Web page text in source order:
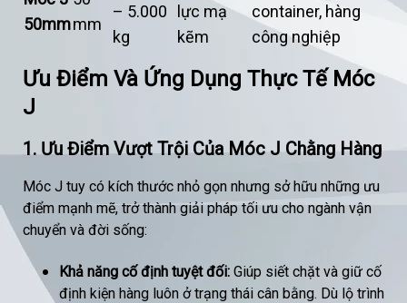
50mmmm
– 5.000
kg
lực mạ
kẽm
container, hàng
công nghiệp
Ưu Điểm Và Ứng Dụng Thực Tế Móc
J
1. Ưu Điểm Vượt Trội Của Móc J Chằng Hàng
Móc J tuy có kích thước nhỏ gọn nhưng sở hữu những ưu
điểm mạnh mẽ, trở thành giải pháp tối ưu cho ngành vận
chuyển và đời sống:
Khả năng cố định tuyệt đối: Giúp siết chặt và giữ cố
định kiện hàng luôn ở trạng thái cân bằng. Dù lộ trình